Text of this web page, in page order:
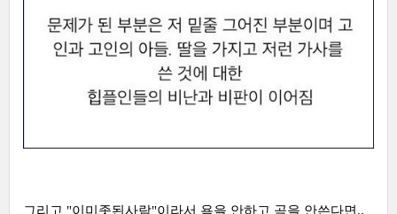
그리고 "이미좃된사람"이라서 욕을 안하고 곡을 안쓴다면..